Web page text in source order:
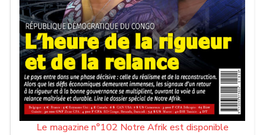
Le magazine n°102 Notre Afrik est disponible